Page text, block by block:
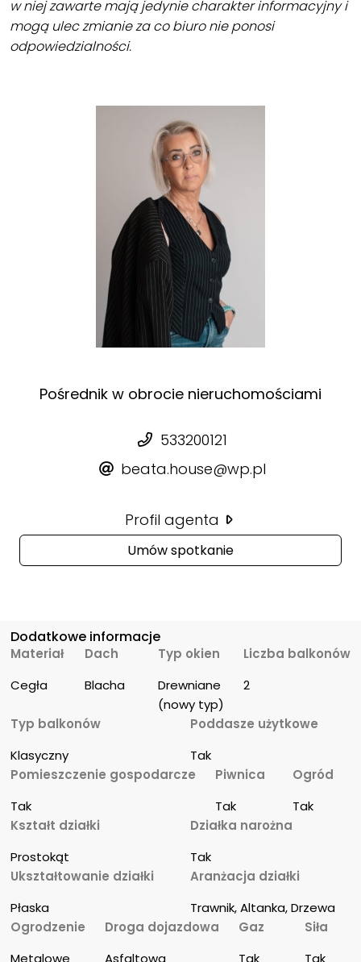
w niej zawarte mają jedynie charakter informacyjny i
mogą ulec zmianie za co biuro nie ponosi
odpowiedzialności.
Pośrednik w obrocie nieruchomościami
533200121
beata.house@wp.pl
Profil agenta
Umów spotkanie
Dodatkowe informacje
Materiał
Cegła
Dach
Blacha
Typ okien
Drewniane
(nowy typ)
Liczba balkonów
2
Typ balkonów
Klasyczny
Poddasze użytkowe
Tak
Pomieszczenie gospodarcze
Tak
Piwnica
Tak
Ogród
Tak
Kształt działki
Prostokąt
Działka narożna
Tak
Ukształtowanie działki
Płaska
Aranżacja działki
Trawnik, Altanka, Drzewa
Ogrodzenie
Droga dojazdowa
Gaz
Siła